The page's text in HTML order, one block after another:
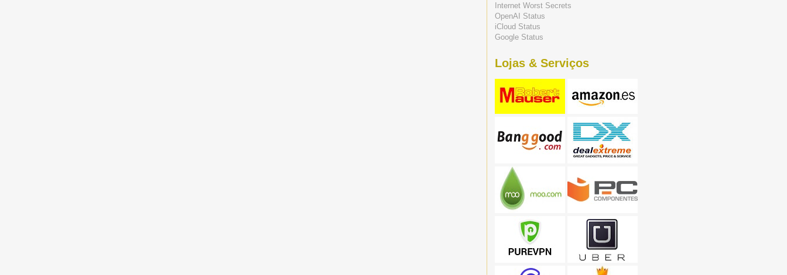
Internet Worst Secrets
OpenAI Status
iCloud Status
Google Status
Lojas & Serviços